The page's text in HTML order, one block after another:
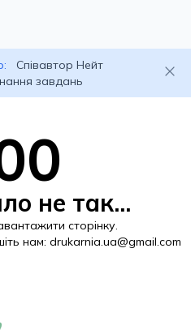
Співавтор Нейт
завдань
не так...
сторінку.
нам: drukarnia.ua@gmail.com